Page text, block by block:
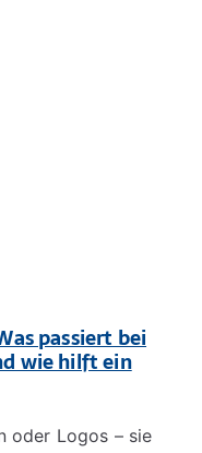
passiert bei
wie hilft ein
oder Logos – sie